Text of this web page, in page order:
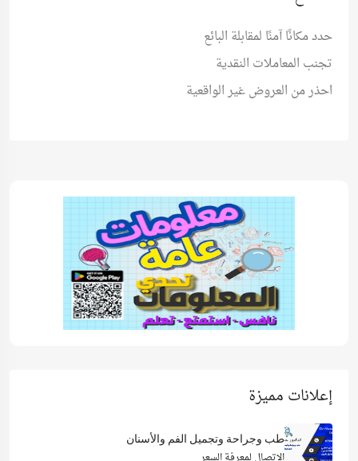
حدد مكانًا آمنًا لمقابلة البائع
تجنب المعاملات النقدية
احذر من العروض غير الواقعية
إعلانات مميزة
طب وجراحة وتجميل الفم والأسنان